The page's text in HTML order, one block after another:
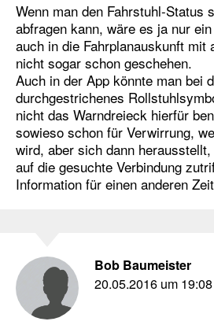
Wenn man den Fahrstuhl-Status
abfragen kann, wäre es ja nur
auch in die Fahrplanauskunft mit
nicht sogar schon geschehen.
Auch in der App könnte man bei
durchgestrichenes
nicht das Warndreieck hierfür
sowieso schon für Verwirrung,
wird, aber sich dann
auf die gesuchte Verbindung
Information für einen anderen
Bob Baumeister
20.05.2016 um